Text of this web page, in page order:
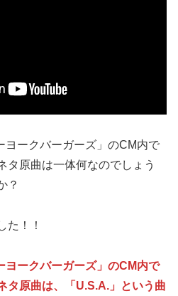
ヨークバーガーズ」のCM内で
タ原曲は一体何なのでしょう
？
た！！
ヨークバーガーズ」のCM内で
タ原曲は、「U.S.A.」という曲